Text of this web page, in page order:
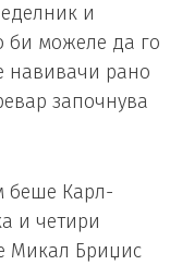
и
би можеле да го
навивачи рано
започнува
беше Карл-
и четири
Микал Бриџис